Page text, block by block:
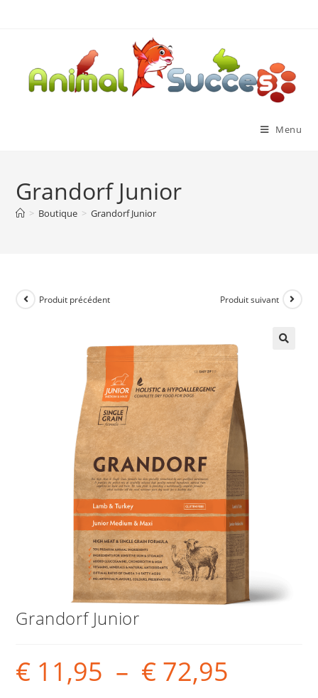
Menu
Grandorf Junior
> Boutique > Grandorf Junior
Produit précédent Produit suivant
Grandorf Junior
€ 11,95 – € 72,95